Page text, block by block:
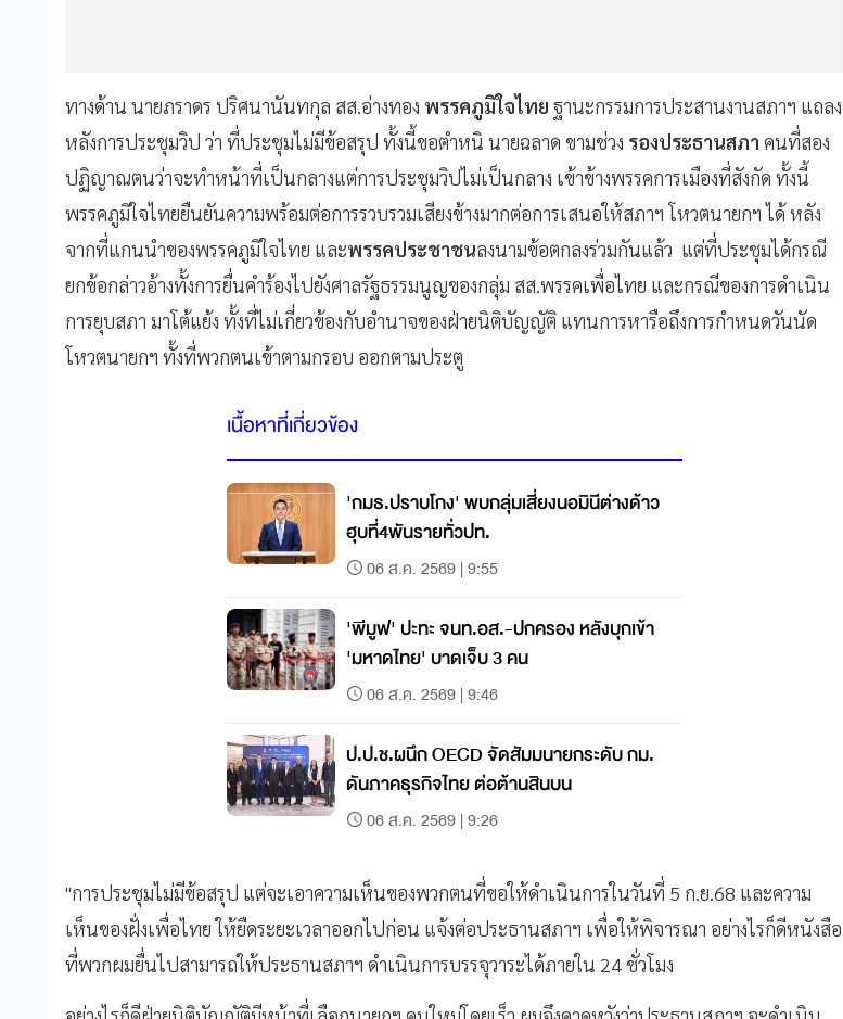
ทางด้าน นายภราดร ปริศนานันทกุล สส.อ่างทอง พรรคภูมิใจไทย ฐานะกรรมการประสานงานสภาฯ แถลง
หลังการประชุมวิป ว่า ที่ประชุมไม่มีข้อสรุป ทั้งนี้ขอตำหนิ นายฉลาด ขามช่วง รองประธานสภา คนที่สอง
ปฏิญาณตนว่าจะทำหน้าที่เป็นกลางแต่การประชุมวิปไม่เป็นกลาง เข้าข้างพรรคการเมืองที่สังกัด ทั้งนี้
พรรคภูมิใจไทยยืนยันความพร้อมต่อการรวบรวมเสียงข้างมากต่อการเสนอให้สภาฯ โหวตนายกฯ ได้ หลัง
จากที่แกนนำของพรรคภูมิใจไทย และพรรคประชาชนลงนามข้อตกลงร่วมกันแล้ว แต่ที่ประชุมได้กรณี
ยกข้อกล่าวอ้างทั้งการยื่นคำร้องไปยังศาลรัฐธรรมนูญของกลุ่ม สส.พรรคเพื่อไทย และกรณีของการดำเนิน
การยุบสภา มาโต้แย้ง ทั้งที่ไม่เกี่ยวข้องกับอำนาจของฝ่ายนิติบัญญัติ แทนการหารือถึงการกำหนดวันนัด
โหวตนายกฯ ทั้งที่พวกตนเข้าตามกรอบ ออกตามประตู
เนื้อหาที่เกี่ยวข้อง
'กมธ.ปราบโกง' พบกลุ่มเสี่ยงนอมินีต่างด้าว
ฮุบที่4พันรายทั่วปท.
06 ส.ค. 2569 | 9:55
'พีมูฟ' ปะทะ จนท.อส.-ปกครอง หลังบุกเข้า
'มหาดไทย' บาดเจ็บ 3 คน
06 ส.ค. 2569 | 9:46
ป.ป.ช.ผนึก OECD จัดสัมมนายกระดับ กม.
ดันภาคธุรกิจไทย ต่อต้านสินบน
06 ส.ค. 2569 | 9:26
"การประชุมไม่มีข้อสรุป แต่จะเอาความเห็นของพวกตนที่ขอให้ดำเนินการในวันที่ 5 ก.ย.68 และความ
เห็นของฝั่งเพื่อไทย ให้ยืดระยะเวลาออกไปก่อน แจ้งต่อประธานสภาฯ เพื่อให้พิจารณา อย่างไรก็ดีหนังสือ
ที่พวกผมยื่นไปสามารถให้ประธานสภาฯ ดำเนินการบรรจุวาระได้ภายใน 24 ชั่วโมง